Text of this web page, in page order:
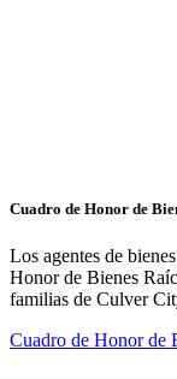
Cuadro de Honor de
Los agentes de
Honor de Bienes
familias de Culver
Cuadro de Honor de